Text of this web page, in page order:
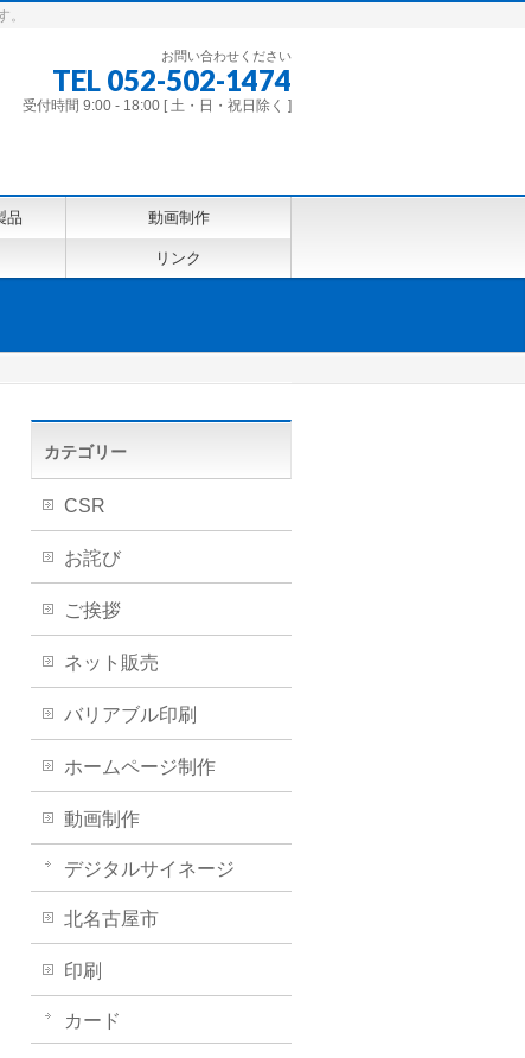
。
お問い合わせください
TEL 052-502-1474
受付時間 9:00 - 18:00 [ 土・日・祝日除く ]
品 動画制作
リンク
カテゴリー
CSR
お詫び
ご挨拶
ネット販売
バリアブル印刷
ホームページ制作
動画制作
デジタルサイネージ
北名古屋市
印刷
カード